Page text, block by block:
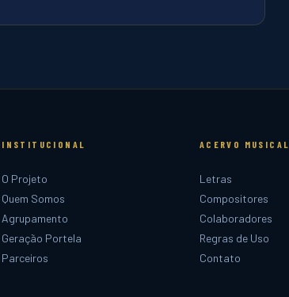
INSTITUCIONAL
O Projeto
Quem Somos
Agrupamento
Geração Portela
Parceiros
ACERVO MUSICAL
Letras
Compositores
Colaboradores
Regras de Uso
Contato